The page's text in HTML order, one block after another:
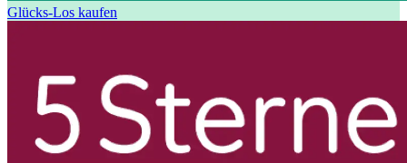
Glücks-Los kaufen